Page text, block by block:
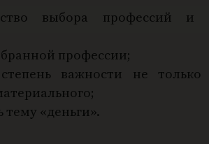
выбора профессий и
профессии;
важности не
тему «деньги».